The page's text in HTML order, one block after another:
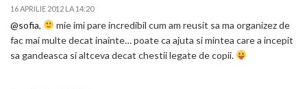
16 APRILIE 2012 LA 14:20
@sofia,
mie imi pare incredibil cum am reusit sa ma organizez de
fac mai multe decat inainte… poate ca ajuta si mintea care a incepit
sa gandeasca si altceva decat chestii legate de copii.